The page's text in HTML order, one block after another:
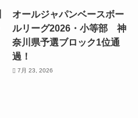
オールジャパンベースボー
ルリーグ2026・小等部 神
奈川県予選ブロック1位通
過！
7月 23, 2026